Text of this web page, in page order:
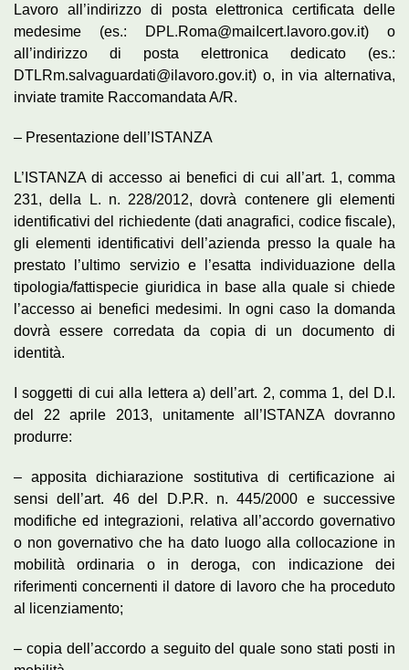
Lavoro all’indirizzo di posta elettronica certificata delle
medesime (es.: DPL.Roma@maiIcert.lavoro.gov.it) o
all’indirizzo di posta elettronica dedicato (es.:
DTLRm.salvaguardati@ilavoro.gov.it) o, in via alternativa,
inviate tramite Raccomandata A/R.
– Presentazione dell’ISTANZA
L’ISTANZA di accesso ai benefici di cui all’art. 1, comma
231, della L. n. 228/2012, dovrà contenere gli elementi
identificativi del richiedente (dati anagrafici, codice fiscale),
gli elementi identificativi dell’azienda presso la quale ha
prestato l’ultimo servizio e l’esatta individuazione della
tipologia/fattispecie giuridica in base alla quale si chiede
l’accesso ai benefici medesimi. In ogni caso la domanda
dovrà essere corredata da copia di un documento di
identità.
I soggetti di cui alla lettera a) dell’art. 2, comma 1, del D.I.
del 22 aprile 2013, unitamente all’ISTANZA dovranno
produrre:
– apposita dichiarazione sostitutiva di certificazione ai
sensi dell’art. 46 del D.P.R. n. 445/2000 e successive
modifiche ed integrazioni, relativa all’accordo governativo
o non governativo che ha dato luogo alla collocazione in
mobilità ordinaria o in deroga, con indicazione dei
riferimenti concernenti il datore di lavoro che ha proceduto
al licenziamento;
– copia dell’accordo a seguito del quale sono stati posti in